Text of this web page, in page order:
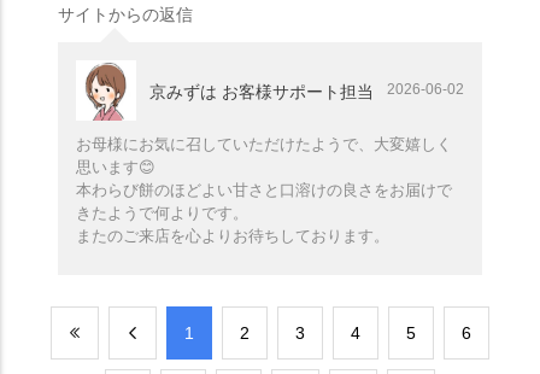
サイトからの返信
京みずは お客様サポート担当 2026-06-02
お母様にお気に召していただけたようで、大変嬉しく
思います😊
本わらび餅のほどよい甘さと口溶けの良さをお届けで
きたようで何よりです。
またのご来店を心よりお待ちしております。
​1 ​2 ​3 ​4 ​5 ​6